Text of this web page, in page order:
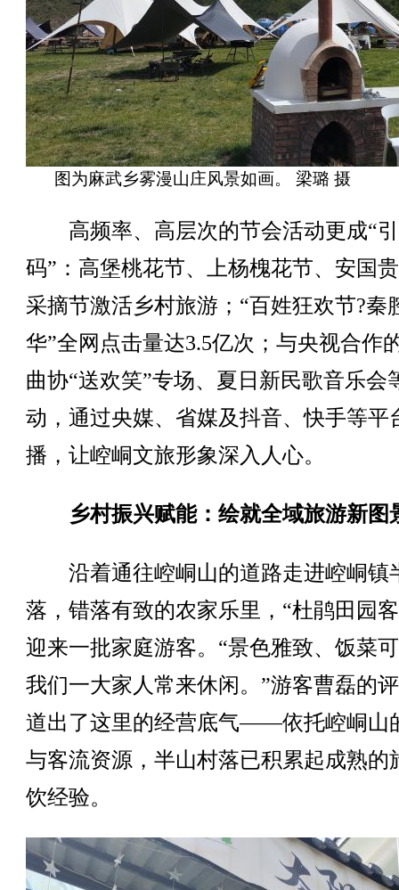
图为麻武乡雾漫山庄风景如画。 梁璐 摄
高频率、高层次的节会活动更成“
码”：高堡桃花节、上杨槐花节、安国
采摘节激活乡村旅游；“百姓狂欢节?秦
华”全网点击量达3.5亿次；与央视合作
曲协“送欢笑”专场、夏日新民歌音乐会
动，通过央媒、省媒及抖音、快手等平
播，让崆峒文旅形象深入人心。
乡村振兴赋能：绘就全域旅游新图
沿着通往崆峒山的道路走进崆峒镇
落，错落有致的农家乐里，“杜鹃田园
迎来一批家庭游客。“景色雅致、饭菜
我们一大家人常来休闲。”游客曹磊的
道出了这里的经营底气——依托崆峒山
与客流资源，半山村落已积累起成熟的
饮经验。